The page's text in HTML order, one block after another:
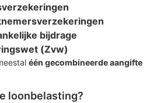
bijdrage
(Zvw)
één gecombineerde aangifte
loonbelasting?